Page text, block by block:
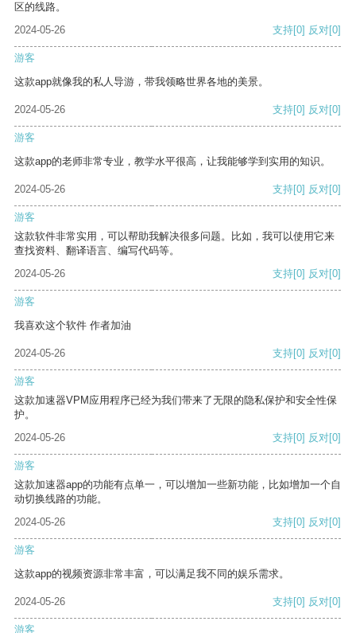
区的线路。
2024-05-26
支持[0] 反对[0]
游客
这款app就像我的私人导游，带我领略世界各地的美景。
2024-05-26 支持[0] 反对[0]
游客
这款app的老师非常专业，教学水平很高，让我能够学到实用的知识。
2024-05-26 支持[0] 反对[0]
游客
这款软件非常实用，可以帮助我解决很多问题。比如，我可以使用它来
查找资料、翻译语言、编写代码等。
2024-05-26
支持[0] 反对[0]
游客
我喜欢这个软件 作者加油
2024-05-26 支持[0] 反对[0]
游客
这款加速器VPM应用程序已经为我们带来了无限的隐私保护和安全性保
护。
2024-05-26
支持[0] 反对[0]
游客
这款加速器app的功能有点单一，可以增加一些新功能，比如增加一个自
动切换线路的功能。
2024-05-26
支持[0] 反对[0]
游客
这款app的视频资源非常丰富，可以满足我不同的娱乐需求。
2024-05-26 支持[0] 反对[0]
游客